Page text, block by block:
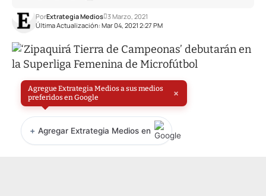
Última Actualización: Mar 04, 2021 2:27 PM
PorExtrategia Medios 3 Marzo, 2021
Agregue Extrategia Medios a sus medios
preferidos en Google
×
+ Agregar Extrategia Medios en